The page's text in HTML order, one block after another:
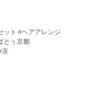
ット #ヘアアレンジ
とぅ京都
京